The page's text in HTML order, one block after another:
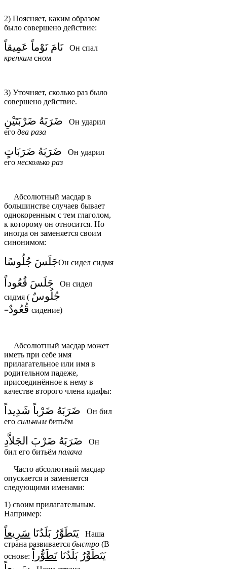
2) Поясняет, каким образом
было совершено действие:
نَامَ نَوْماً عَمِيقاً Он спал
крепким сном
3) Уточняет, сколько раз было
совершено действие.
ضَرَبَهُ ضَرْبَتَيْنِ Он ударил
его два раза
ضَرَبَهُ ضَرَبَاتٍ Он ударил
его несколько раз
Абсолютный масдар в
большинстве случаев бывает
однокоренным с тем глаголом,
к которому он относится. Но
иногда он заменяется своим
синонимом:
جَلَسَ جُلُوسًاОн сидел сидмя
جَلَسَ قُعُوداً Он сидел
сидмя ( جُلُوسٌ
=قُعُودٌ сидение)
Абсолютный масдар может
иметь при себе имя
прилагательное или имя в
родительном падеже,
присоединённое к нему в
качестве второго члена идафы:
ضَرَبَهُ ضَرْباً شَدِيداً Он бил
его сильным битьём
ضَرَبَهُ ضَرْبَ الجَلاَّدِ
Он
бил его битьём палача
Часто абсолютный масдар
опускается и заменяется
следующими именами:
1) своим прилагательным.
Например:
يَتَطَوَّرُ بَلَدُنَا سَرِيعاً
Наша
страна развивается быстро (В
основе:
يَتَطَوَّرُ بَلَدُنَاتَطَوُّراً